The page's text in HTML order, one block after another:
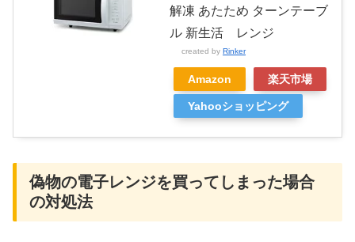
解凍 あたため ターンテーブ
ル 新生活 レンジ
created by Rinker
Amazon 楽天市場
Yahooショッピング
偽物の電子レンジを買ってしまった場合
の対処法